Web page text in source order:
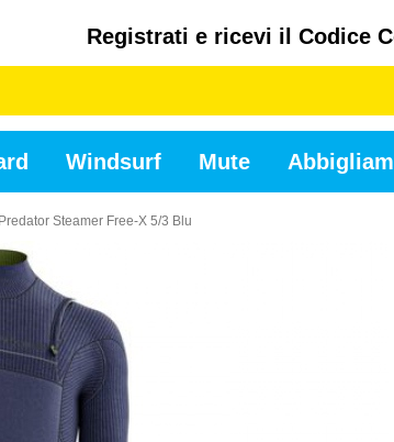
Registrati e ricevi il Codice
Windsurf Mute
Steamer Free-X 5/3 Blu